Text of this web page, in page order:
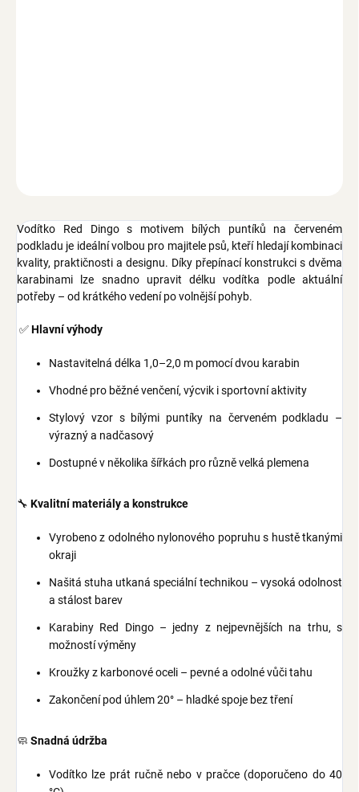
Vodítko Red Dingo s motivem bílých puntíků na červeném
podkladu je ideální volbou pro majitele psů, kteří hledají kombinaci
kvality, praktičnosti a designu. Díky přepínací konstrukci s dvěma
karabinami lze snadno upravit délku vodítka podle aktuální
potřeby – od krátkého vedení po volnější pohyb.
✅Hlavní výhody
Nastavitelná délka 1,0–2,0 m pomocí dvou karabin
Vhodné pro běžné venčení, výcvik i sportovní aktivity
Stylový vzor s bílými puntíky na červeném podkladu –
výrazný a nadčasový
Dostupné v několika šířkách pro různě velká plemena
🔧 Kvalitní materiály a konstrukce
Vyrobeno z odolného nylonového popruhu s hustě tkanými
okraji
Našitá stuha utkaná speciální technikou – vysoká odolnost
a stálost barev
Karabiny Red Dingo – jedny z nejpevnějších na trhu, s
možností výměny
Kroužky z karbonové oceli – pevné a odolné vůči tahu
Zakončení pod úhlem 20° – hladké spoje bez tření
🧼 Snadná údržba
Vodítko lze prát ručně nebo v pračce (doporučeno do 40